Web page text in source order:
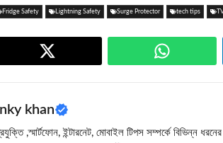
Fridge Safety Lightning Safety Surge Protector tech tips
Inky khan
,স্মার্টফোন, ইন্টারনেট, মোবাইল টিপস সম্পর্কে বিভিন্ন